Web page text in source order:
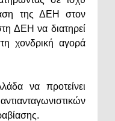
της ΔΕΗ στον
ΔΕΗ να διατηρεί
χονδρική αγορά
να προτείνει